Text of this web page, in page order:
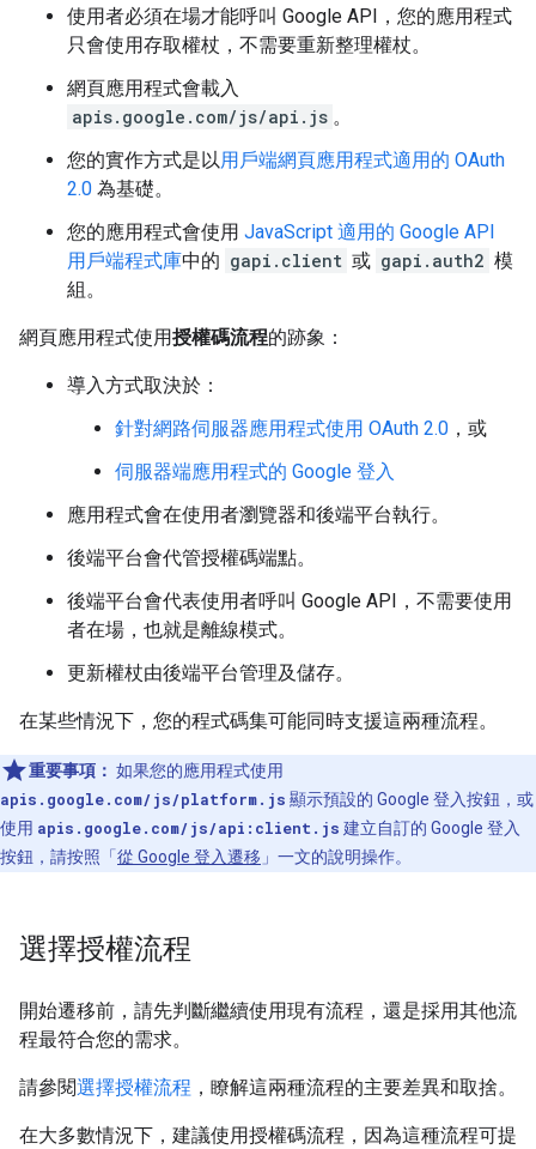
使用者必須在場才能呼叫 Google API，您的應用程式
只會使用存取權杖，不需要重新整理權杖。
網頁應用程式會載入
apis.google.com/js/api.js 。
您的實作方式是以用戶端網頁應用程式適用的 OAuth
2.0 為基礎。
您的應用程式會使用 JavaScript 適用的 Google API
用戶端程式庫中的 gapi.client 或 gapi.auth2 模
組。
網頁應用程式使用授權碼流程的跡象：
導入方式取決於：
針對網路伺服器應用程式使用 OAuth 2.0 ，或
伺服器端應用程式的 Google 登入
應用程式會在使用者瀏覽器和後端平台執行。
後端平台會代管授權碼端點。
後端平台會代表使用者呼叫 Google API，不需要使用
者在場，也就是離線模式。
更新權杖由後端平台管理及儲存。
在某些情況下，您的程式碼集可能同時支援這兩種流程。
重要事項： 如果您的應用程式使用
apis.google.com/js/platform.js 顯示預設的 Google 登入按鈕，或
使用 apis.google.com/js/api:client.js 建立自訂的 Google 登入
按鈕，請按照「 從 Google 登入遷移 」一文的說明操作。
選擇授權流程
開始遷移前，請先判斷繼續使用現有流程，還是採用其他流
程最符合您的需求。
請參閱選擇授權流程 ，瞭解這兩種流程的主要差異和取捨。
在大多數情況下，建議使用授權碼流程，因為這種流程可提